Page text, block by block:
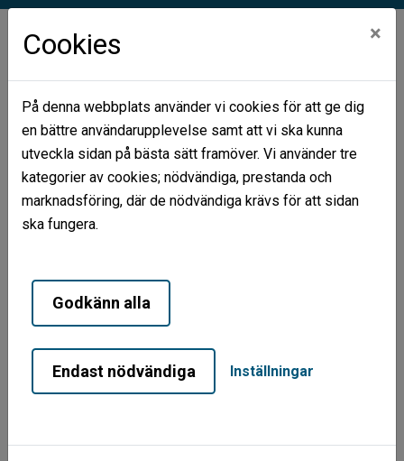
Pågående projekt
Pågående projekt
Nu tuffar vi igång!
Avgången för Järnvägsparken 65+
Cookies ×
På denna webbplats använder vi cookies för att ge dig
en bättre användarupplevelse samt att vi ska kunna
utveckla sidan på bästa sätt framöver. Vi använder tre
kategorier av cookies; nödvändiga, prestanda och
marknadsföring, där de nödvändiga krävs för att sidan
ska fungera.
Godkänn alla
Endast nödvändiga Inställningar